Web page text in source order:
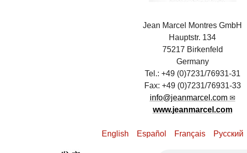
Jean Marcel Montres GmbH
Hauptstr. 134
75217 Birkenfeld
Germany
Tel.: +49 (0)7231/76931-31
Fax: +49 (0)7231/76931-33
info@jeanmarcel.com
www.jeanmarcel.com
English Español Français Pусский